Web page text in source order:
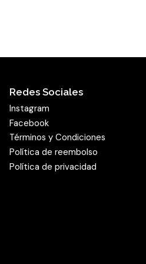
Redes Sociales
Instagram
Facebook
Términos y Condiciones
Política de reembolso
Política de privacidad